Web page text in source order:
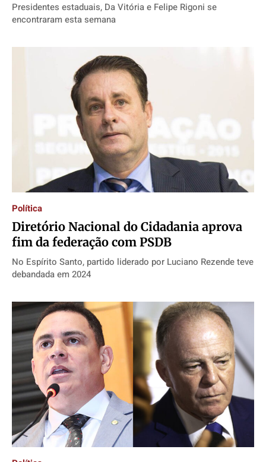
Presidentes estaduais, Da Vitória e Felipe Rigoni se
encontraram esta semana
Política
Diretório Nacional do Cidadania aprova
fim da federação com PSDB
No Espírito Santo, partido liderado por Luciano Rezende teve
debandada em 2024